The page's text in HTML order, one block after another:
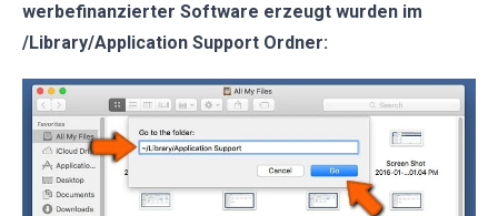
werbefinanzierter Software erzeugt wurden im
/Library/Application Support Ordner: